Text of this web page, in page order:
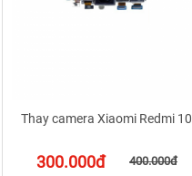
Thay camera Xiaomi Redmi 10
300.000đ 400.000đ